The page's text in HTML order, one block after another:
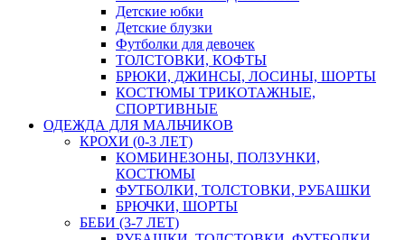
Детские юбки
Детские блузки
Футболки для девочек
ТОЛСТОВКИ, КОФТЫ
БРЮКИ, ДЖИНСЫ, ЛОСИНЫ, ШОРТЫ
КОСТЮМЫ ТРИКОТАЖНЫЕ,
СПОРТИВНЫЕ
ОДЕЖДА ДЛЯ МАЛЬЧИКОВ
КРОХИ (0-3 ЛЕТ)
КОМБИНЕЗОНЫ, ПОЛЗУНКИ,
КОСТЮМЫ
ФУТБОЛКИ, ТОЛСТОВКИ, РУБАШКИ
БРЮЧКИ, ШОРТЫ
БЕБИ (3-7 ЛЕТ)